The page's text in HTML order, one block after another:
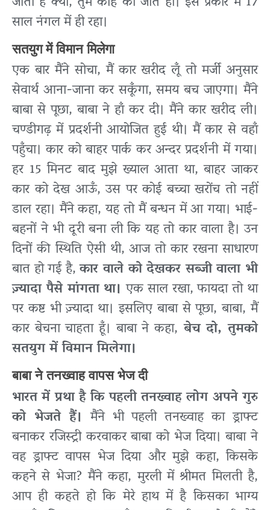
साल नंगल में ही रहा।
सतयुग में विमान मिलेगा
एक बार मैंने सोचा, मैं कार खरीद लूँ तो मर्जी अनुसार
सेवार्थ आना-जाना कर सकूँगा, समय बच जाएगा। मैंने
बाबा से पूछा, बाबा ने हाँ कर दी। मैंने कार खरीद ली।
चण्डीगढ़ में प्रदर्शनी आयोजित हुई थी। मैं कार से वहाँ
पहुँचा। कार को बाहर पार्क कर अन्दर प्रदर्शनी में गया।
हर 15 मिनट बाद मुझे ख्याल आता था, बाहर जाकर
कार को देख आऊँ, उस पर कोई बच्चा खरोंच तो नहीं
डाल रहा। मैंने कहा, यह तो मैं बन्धन में आ गया। भाई-
बहनों ने भी दूरी बना ली कि यह तो कार वाला है। उन
दिनों की स्थिति ऐसी थी, आज तो कार रखना साधारण
बात हो गई है,कार वाले को देखकर सब्जी वाला भी
ज़्यादा पैसे मांगता था। एक साल रखा, फायदा तो था
पर कष्ट भी ज़्यादा था। इसलिए बाबा से पूछा, बाबा, मैं
कार बेचना चाहता हूँ। बाबा ने कहा, बेच दो, तुमको
सतयुग में विमान मिलेगा।
बाबा ने तनख्वाह वापस भेज दी
भारत में प्रथा है कि पहली तनख्वाह लोग अपने गुरु
को भेजते हैं। मैंने भी पहली तनख्वाह का ड्राफ्ट
बनाकर रजिस्ट्री करवाकर बाबा को भेज दिया। बाबा ने
वह ड्राफ्ट वापस भेज दिया और मुझे कहा, किसके
कहने से भेजा? मैंने कहा, मुरली में श्रीमत मिलती है,
आप ही कहते हो कि मेरे हाथ में है किसका भाग्य